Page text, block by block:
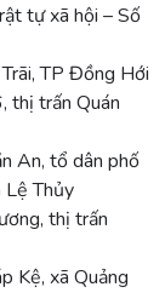
tự xã hội – Số
TP Đồng Hới
thị trấn Quán
An, tổ dân phố
Lệ Thủy
thị trấn
Kệ, xã Quảng